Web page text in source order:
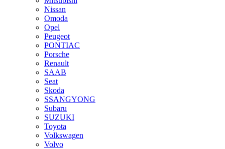
Nissan
Omoda
Opel
Peugeot
PONTIAC
Porsche
Renault
SAAB
Seat
Skoda
SSANGYONG
Subaru
SUZUKI
Toyota
Volkswagen
Volvo